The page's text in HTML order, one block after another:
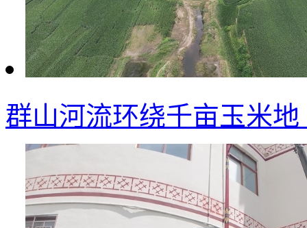
群山河流环绕千亩玉米地